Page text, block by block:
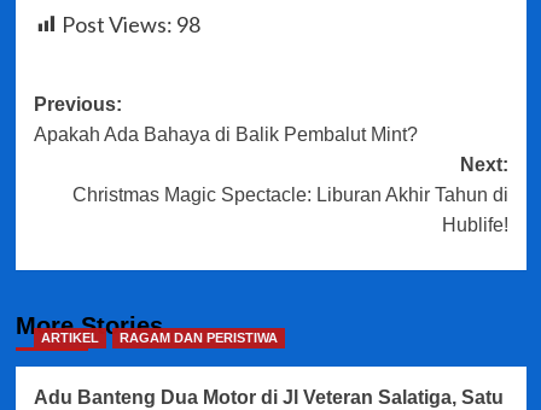
Post Views: 98
Post
navigation
Previous:
Apakah Ada Bahaya di Balik Pembalut Mint?
Next:
Christmas Magic Spectacle: Liburan Akhir Tahun di
Hublife!
More Stories
ARTIKEL RAGAM DAN PERISTIWA
Adu Banteng Dua Motor di Jl Veteran Salatiga, Satu